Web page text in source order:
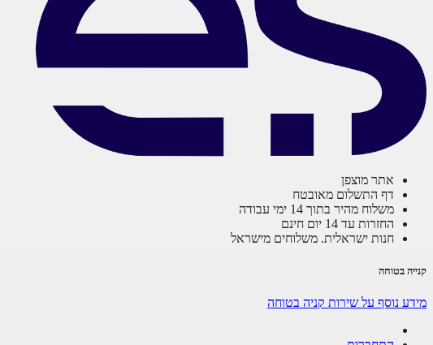
אתר מוצפן
דף התשלום מאובטח
משלוח מהיר בתוך 14 ימי עבודה
החזרות עד 14 יום חינם
חנות ישראלית. משלוחים מישראל
קנייה בטוחה
מידע נוסף על שירות קניה בטוחה